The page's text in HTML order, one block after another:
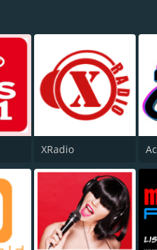
XRadio